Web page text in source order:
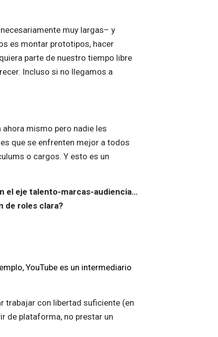
muy largas– y
es montar prototipos, hacer
parte de nuestro tiempo libre
Incluso si no llegamos a
mismo pero nadie les
que se enfrenten mejor a todos
o cargos. Y esto es un
el eje talento-marcas-audiencia…
de roles clara?
YouTube es un intermediario
trabajar con libertad suficiente (en
de plataforma, no prestar un